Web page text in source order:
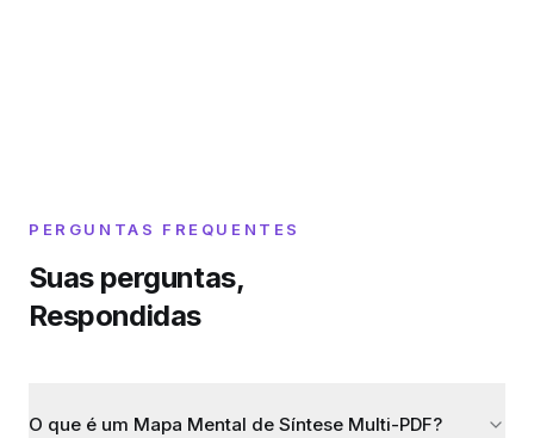
PERGUNTAS FREQUENTES
Suas perguntas,
Respondidas
O que é um Mapa Mental de Síntese Multi-PDF?